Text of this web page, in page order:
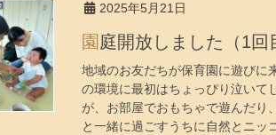
2025年5月21日
園庭開放しました（1回
地域のお友だちが保育園に遊びに
の環境に最初はちょっぴり泣いて
が、お部屋でおもちゃで遊んだり
と一緒に過ごすうちに自然とニ